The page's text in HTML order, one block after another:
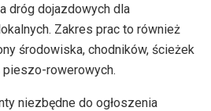
dróg dojazdowych dla
Zakres prac to również
środowiska, chodników, ścieżek
rowerowych.
niezbędne do ogłoszenia